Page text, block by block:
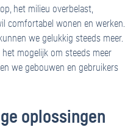
het milieu overbelast,
comfortabel wonen en werken.
we gelukkig steeds meer.
mogelijk om steeds meer
we gebouwen en gebruikers
oplossingen